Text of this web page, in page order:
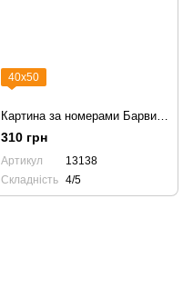
40х50
310 грн
Артикул
13138
Складність 4/5